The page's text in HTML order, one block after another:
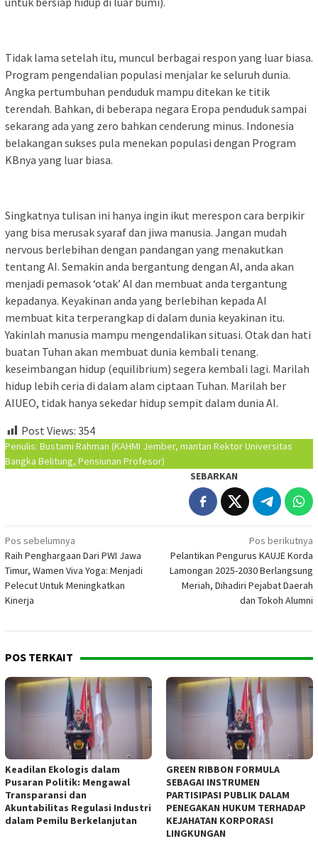
Tidak lama setelah itu, muncul berbagai respon yang luar biasa.
Program pengendalian populasi menjalar ke seluruh dunia.
Angka pertumbuhan penduduk mampu ditekan ke titik
terendah. Bahkan, di beberapa negara Eropa penduduk sampai
sekarang ada yang zero bahkan cenderung minus. Indonesia
belakangan sukses pula menekan populasi dengan Program
KBnya yang luar biasa.
Singkatnya tulisan ini hanya ingin ikut merespon cara berpikir
yang bisa merusak syaraf dan jiwa manusia. Jangan mudah
nervous berlebihan dengan pandangan yang menakutkan
tentang AI. Semakin anda bergantung dengan AI, anda akan
menjadi pemasok ‘otak’ AI dan membuat anda tergantung
kepadanya. Keyakinan anda yang berlebihan kepada AI
membuat kita terperangkap di dalam dunia keyakinan itu.
Yakinlah manusia mampu mengendalikan situasi. Otak dan hati
buatan Tuhan akan membuat dunia kembali tenang.
keseimbangan hidup (equilibrium) segera kembali lagi. Marilah
hidup lebih ceria di dalam alam ciptaan Tuhan. Marilah ber
AIUEO, tidak hanya sekedar hidup sempit dalam dunia AI.
Post Views: 354
Penulis: Bustami Rahman (KAHMI Jember, mantan Rektor Universitas
Bangka Belitung, Pensiunan Profesor)
SEBARKAN
Navigasi
pos
Pos sebelumnya
Raih Penghargaan Dari PWI Jawa
Timur, Wamen Viva Yoga: Menjadi
Pelecut Untuk Meningkatkan
Kinerja
Pos berikutnya
Pelantikan Pengurus KAUJE Korda
Lamongan 2025-2030 Berlangsung
Meriah, Dihadiri Pejabat Daerah
dan Tokoh Alumni
POS TERKAIT
Keadilan Ekologis dalam
Pusaran Politik: Mengawal
Transparansi dan
Akuntabilitas Regulasi Industri
dalam Pemilu Berkelanjutan
GREEN RIBBON FORMULA
SEBAGAI INSTRUMEN
PARTISIPASI PUBLIK DALAM
PENEGAKAN HUKUM TERHADAP
KEJAHATAN KORPORASI
LINGKUNGAN